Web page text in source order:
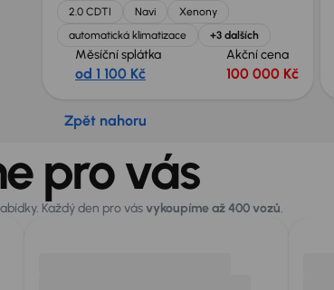
2.0 CDTI Navi
Xenony
automatická klimatizace
+3 dalších
Měsíční splátka
od 1 100 Kč
Akční cena
100 000 Kč
Zpět nahoru
pro vás
Každý den pro vásvykoupíme až 400 vozů.